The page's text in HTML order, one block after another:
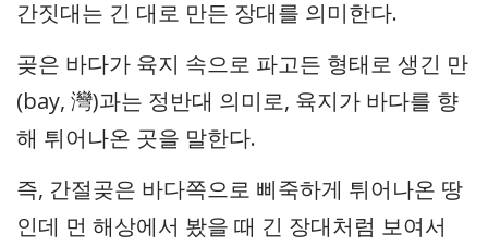
간짓대는 긴 대로 만든 장대를 의미한다.
곶은 바다가 육지 속으로 파고든 형태로 생긴 만
(bay, 灣)과는 정반대 의미로, 육지가 바다를 향
해 튀어나온 곳을 말한다.
즉, 간절곶은 바다쪽으로 삐죽하게 튀어나온 땅
인데 먼 해상에서 봤을 때 긴 장대처럼 보여서